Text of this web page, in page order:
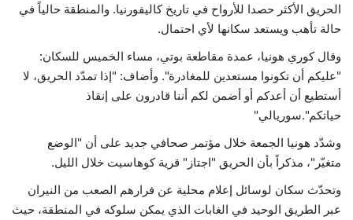
الحريق الأكثر حصدا للأرواح في تاريخ كاليفورنيا. والمنطقة حالياً في
حالة تأهب ويستعد سكانها لأي احتمال.
وقال كوري هونيا، عمدة مقاطعة بوتي، مساء الخميس للسكان:
"عليكم أن تكونوا مستعدين للمغادرة". وأضاف: "إذا تمدّد الحريق، لا
أستطيع أن أعدكم أو أضمن لكم أننا قادرون على إنقاذ
حياتكم".سوريالي"
وشدّد هونيا الجمعة خلال مؤتمر صحافي جديد على أن "الوضع
متغيّر"، مذكراً بأن الحريق "اجتاز" قرية كوهاسيت خلال الليل.
وتحدّث سكان لوسائل إعلام محلية عن فرارهم الصعب من النيران
عبر الطريق الوحيد في الغابات الذي يمكن سلوكه في المنطقة، حيث